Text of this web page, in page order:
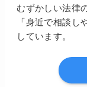
むずかしい法律
「身近で相談し
しています。